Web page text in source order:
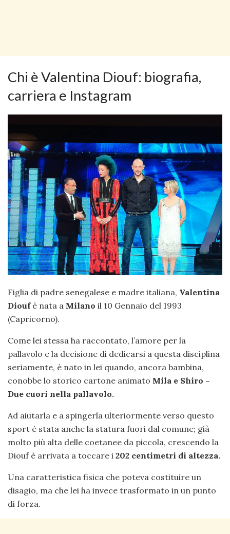
Chi è Valentina Diouf: biografia,
carriera e Instagram
Figlia di padre senegalese e madre italiana, Valentina
Dioufè nata a Milano il 10 Gennaio del 1993
(Capricorno).
Come lei stessa ha raccontato, l’amore per la
pallavolo e la decisione di dedicarsi a questa disciplina
seriamente, è nato in lei quando, ancora bambina,
conobbe lo storico cartone animato Mila e Shiro –
Due cuori nella pallavolo.
Ad aiutarla e a spingerla ulteriormente verso questo
sport è stata anche la statura fuori dal comune; già
molto più alta delle coetanee da piccola, crescendo la
Diouf è arrivata a toccare i 202 centimetri di altezza.
Una caratteristica fisica che poteva costituire un
disagio, ma che lei ha invece trasformato in un punto
di forza.